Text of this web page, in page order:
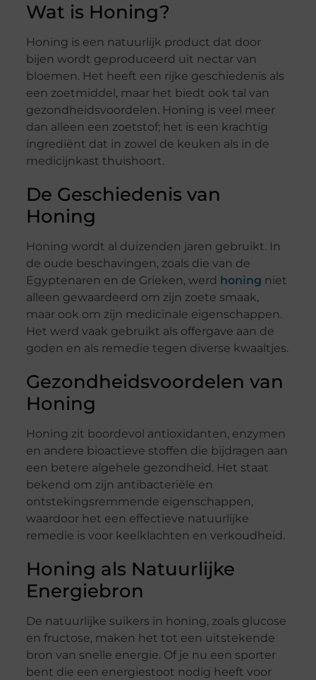
Wat is Honing?
Honing is een natuurlijk product dat door
bijen wordt geproduceerd uit nectar van
bloemen. Het heeft een rijke geschiedenis als
een zoetmiddel, maar het biedt ook tal van
gezondheidsvoordelen. Honing is veel meer
dan alleen een zoetstof; het is een krachtig
ingrediënt dat in zowel de keuken als in de
medicijnkast thuishoort.
De Geschiedenis van
Honing
Honing wordt al duizenden jaren gebruikt. In
de oude beschavingen, zoals die van de
Egyptenaren en de Grieken, werd honing niet
alleen gewaardeerd om zijn zoete smaak,
maar ook om zijn medicinale eigenschappen.
Het werd vaak gebruikt als offergave aan de
goden en als remedie tegen diverse kwaaltjes.
Gezondheidsvoordelen van
Honing
Honing zit boordevol antioxidanten, enzymen
en andere bioactieve stoffen die bijdragen aan
een betere algehele gezondheid. Het staat
bekend om zijn antibacteriële en
ontstekingsremmende eigenschappen,
waardoor het een effectieve natuurlijke
remedie is voor keelklachten en verkoudheid.
Honing als Natuurlijke
Energiebron
De natuurlijke suikers in honing, zoals glucose
en fructose, maken het tot een uitstekende
bron van snelle energie. Of je nu een sporter
bent die een energiestoot nodig heeft voor